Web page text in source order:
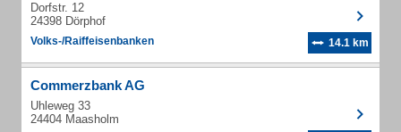
Dorfstr. 12
24398 Dörphof
Volks-/Raiffeisenbanken 14.1 km
Commerzbank AG
Uhleweg 33
24404 Maasholm